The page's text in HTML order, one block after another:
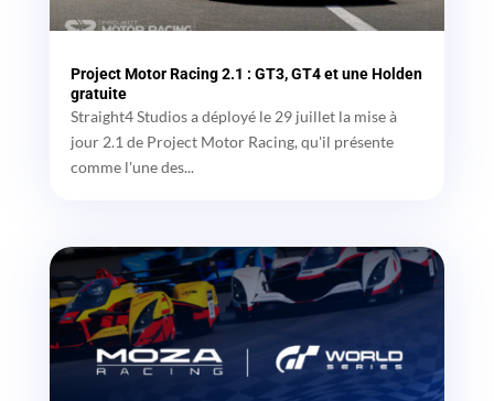
Project Motor Racing 2.1 : GT3, GT4 et une Holden
gratuite
Straight4 Studios a déployé le 29 juillet la mise à
jour 2.1 de Project Motor Racing, qu'il présente
comme l'une des...